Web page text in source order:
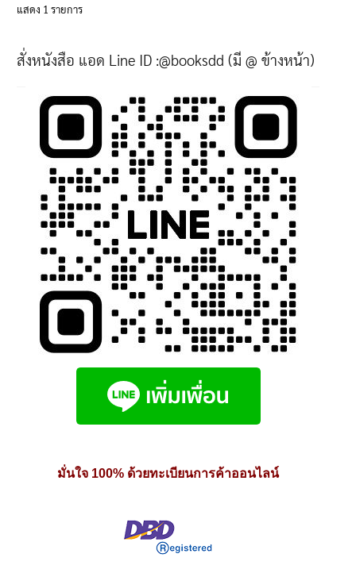
may
chosen
on
the
product
page
แสดง 1 รายการ
สั่งหนังสือ แอด Line ID :@booksdd (มี @ ข้างหน้า)
มั่นใจ 100% ด้วยทะเบียนการค้าออนไลน์